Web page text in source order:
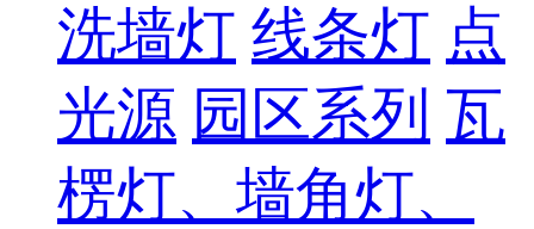
洗墙灯 线条灯 点
光源 园区系列 瓦
楞灯、墙角灯、